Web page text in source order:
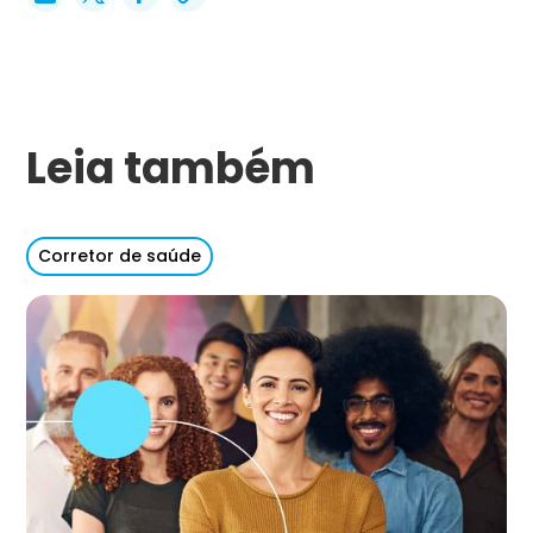
Leia também
Corretor de saúde